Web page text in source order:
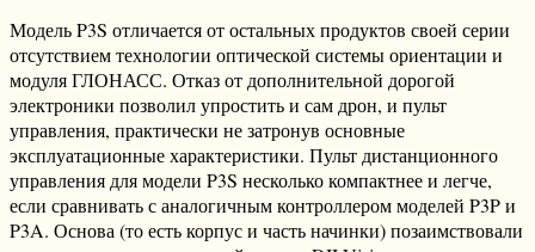
Модель P3S отличается от остальных продуктов своей серии
отсутствием технологии оптической системы ориентации и
модуля ГЛОНАСС. Отказ от дополнительной дорогой
электроники позволил упростить и сам дрон, и пульт
управления, практически не затронув основные
эксплуатационные характеристики. Пульт дистанционного
управления для модели P3S несколько компактнее и легче,
если сравнивать с аналогичным контроллером моделей P3P и
P3A. Основа (то есть корпус и часть начинки) позаимствовали